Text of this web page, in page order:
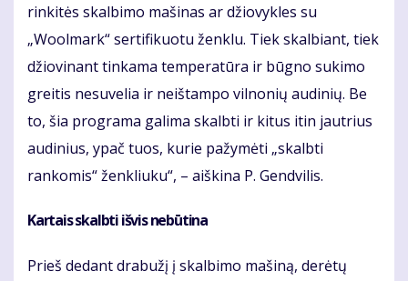
rinkitės skalbimo mašinas ar džiovykles su
„Woolmark“ sertifikuotu ženklu. Tiek skalbiant, tiek
džiovinant tinkama temperatūra ir būgno sukimo
greitis nesuvelia ir neištampo vilnonių audinių. Be
to, šia programa galima skalbti ir kitus itin jautrius
audinius, ypač tuos, kurie pažymėti „skalbti
rankomis“ ženkliuku“, – aiškina P. Gendvilis.
Kartais skalbti išvis nebūtina
Prieš dedant drabužį į skalbimo mašiną, derėtų